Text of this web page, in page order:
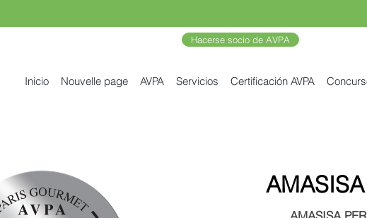
Hacerse socio de AVPA
Inicio Nouvelle page AVPA Servicios Certificación AVPA